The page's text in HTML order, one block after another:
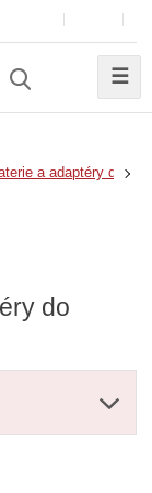
☰
a adaptéry do
do